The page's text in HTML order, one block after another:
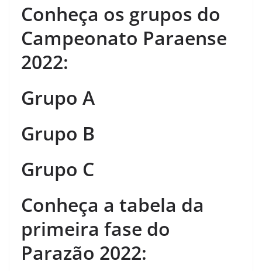
Conheça os grupos do
Campeonato Paraense
2022:
Grupo A
Grupo B
Grupo C
Conheça a tabela da
primeira fase do
Parazão 2022: